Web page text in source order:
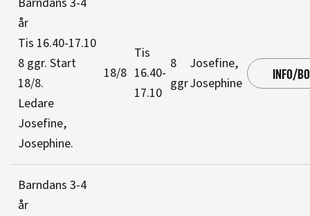
år
Tis 16.40-17.10
8 ggr. Start
18/8.
Ledare
Josefine,
Josephine.
18/8
Tis
16.40-
17.10
8
ggr
Josefine,
Josephine
INFO/
Barndans 3-4
år